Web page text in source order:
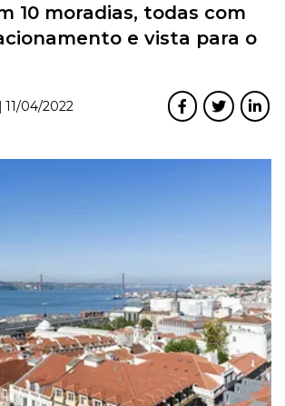
10 moradias, todas com
e vista para o
11/04/2022